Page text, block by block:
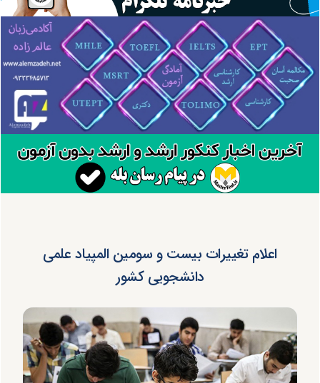
اعلام تغییرات بیست و سومین المپیاد علمی
دانشجویی کشور